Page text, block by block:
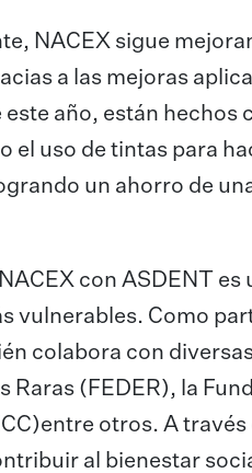
NACEX sigue
a las mejoras
este año, están hechos
el uso de tintas para
un ahorro de
con ASDENT
vulnerables. Como
colabora con
Raras (FEDER), la
otros. A
al bienestar